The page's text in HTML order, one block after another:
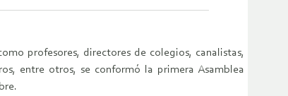
profesores, directores de colegios, canalistas,
entre otros, se conformó la primera Asamblea